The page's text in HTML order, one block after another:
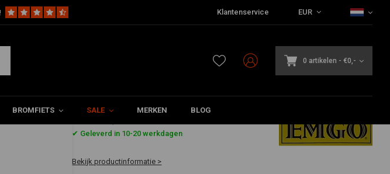
Klantenservice EUR
0 artikelen - €0,-
BROMFIETS SALE MERKEN BLOG
€138,09
✔ Geleverd in 10-20 werkdagen
Bekijk productinformatie >